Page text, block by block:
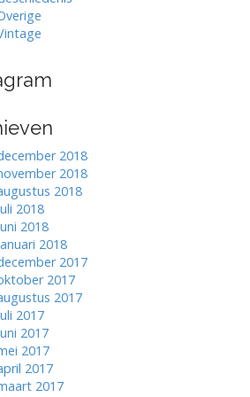
2018
2018
2018
2018
2018
2018
2017
2017
2017
2017
2017
2017
2017
2017